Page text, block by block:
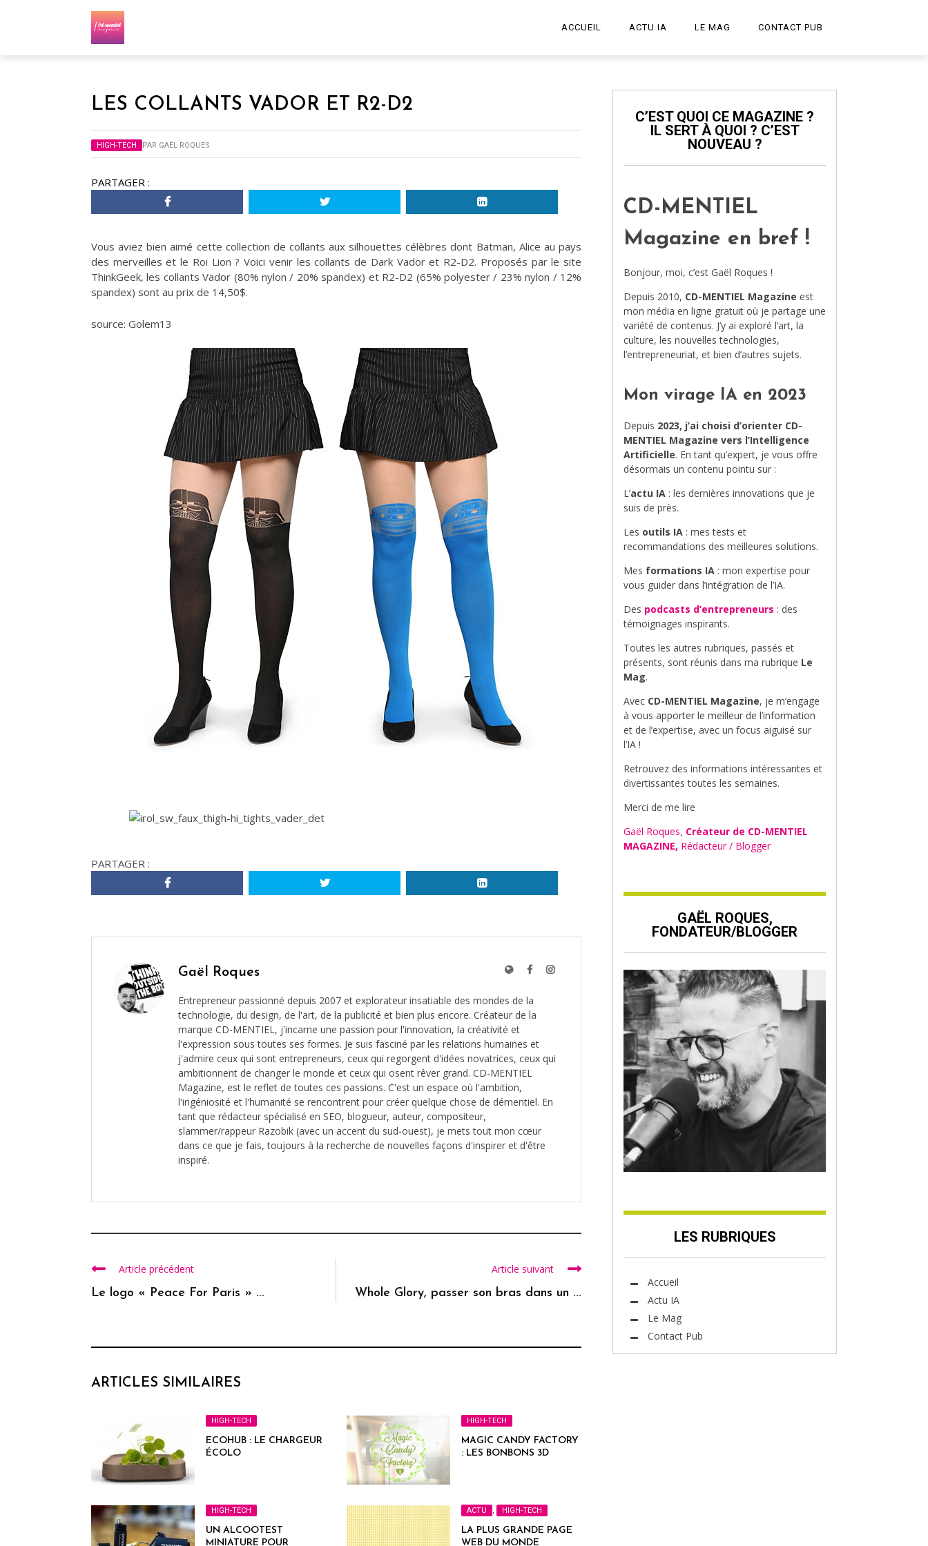
ACCUEIL ACTU IA LE MAG
PUBLICITÉ CRÉATIVE
DESIGN
ART ET CULTURE
ARCHITECTURE
MODE
VOYAGE
ÉQUILIBRE ET ÉVOLUTION
LE MIX DU MOIS
CONTACT PUB
LES COLLANTS VADOR ET R2-D2
HIGH-TECH PAR GAËL ROQUES
PARTAGER :
Vous aviez bien aimé cette collection de collants aux silhouettes célèbres dont Batman, Alice au pays
des merveilles et le Roi Lion ? Voici venir les collants de Dark Vador et R2-D2. Proposés par le site
ThinkGeek, les collants Vador (80% nylon / 20% spandex) et R2-D2 (65% polyester / 23% nylon / 12%
spandex) sont au prix de 14,50$.
source: Golem13
PARTAGER :
Gaël Roques
Entrepreneur passionné depuis 2007 et explorateur insatiable des mondes de la
technologie, du design, de l'art, de la publicité et bien plus encore. Créateur de la
marque CD-MENTIEL, j'incarne une passion pour l'innovation, la créativité et
l'expression sous toutes ses formes. Je suis fasciné par les relations humaines et
j'admire ceux qui sont entrepreneurs, ceux qui regorgent d'idées novatrices, ceux qui
ambitionnent de changer le monde et ceux qui osent rêver grand. CD-MENTIEL
Magazine, est le reflet de toutes ces passions. C'est un espace où l'ambition,
l'ingéniosité et l'humanité se rencontrent pour créer quelque chose de démentiel. En
tant que rédacteur spécialisé en SEO, blogueur, auteur, compositeur,
slammer/rappeur Razobik (avec un accent du sud-ouest), je mets tout mon cœur
dans ce que je fais, toujours à la recherche de nouvelles façons d'inspirer et d'être
inspiré.
Article précédent
Le logo « Peace For Paris » ...
Article suivant
Whole Glory, passer son bras dans un ...
ARTICLES SIMILAIRES
HIGH-TECH
ECOHUB : LE CHARGEUR
ÉCOLO
HIGH-TECH
MAGIC CANDY FACTORY
: LES BONBONS 3D
HIGH-TECH
UN ALCOOTEST
MINIATURE POUR
ACTU , HIGH-TECH
LA PLUS GRANDE PAGE
WEB DU MONDE
C’EST QUOI CE MAGAZINE ?
IL SERT À QUOI ? C’EST
NOUVEAU ?
CD-MENTIEL
Magazine en bref !
Bonjour, moi, c’est Gaël Roques !
Depuis 2010, CD-MENTIEL Magazine est
mon média en ligne gratuit où je partage une
variété de contenus. J’y ai exploré l’art, la
culture, les nouvelles technologies,
l’entrepreneuriat, et bien d’autres sujets.
Mon virage IA en 2023
Depuis 2023, j’ai choisi d’orienter CD-
MENTIEL Magazine vers l’Intelligence
Artificielle. En tant qu’expert, je vous offre
désormais un contenu pointu sur :
L’actu IA : les dernières innovations que je
suis de près.
Les outils IA : mes tests et
recommandations des meilleures solutions.
Mes formations IA : mon expertise pour
vous guider dans l’intégration de l’IA.
Des podcasts d’entrepreneurs : des
témoignages inspirants.
Toutes les autres rubriques, passés et
présents, sont réunis dans ma rubrique Le
Mag.
Avec CD-MENTIEL Magazine, je m’engage
à vous apporter le meilleur de l’information
et de l’expertise, avec un focus aiguisé sur
l’IA !
Retrouvez des informations intéressantes et
divertissantes toutes les semaines.
Merci de me lire
Gaël Roques, Créateur de CD-MENTIEL
MAGAZINE, Rédacteur / Blogger
GAËL ROQUES,
FONDATEUR/BLOGGER
LES RUBRIQUES
Accueil
Actu IA
Le Mag
Contact Pub